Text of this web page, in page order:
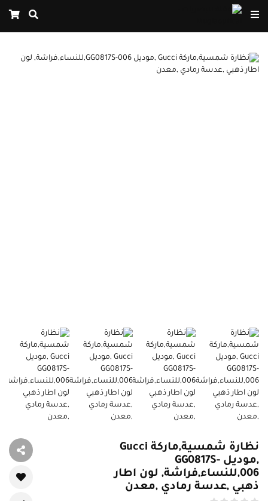
نظارة شمسية,ماركة Gucci
,موديل GG0817S-
006,للنساء,فراشة, لون اطار
ذهبي ,عدسة رمادي ,معدن